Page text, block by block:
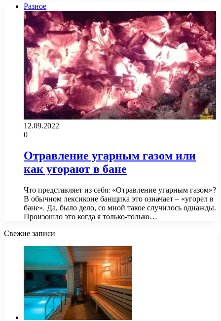
Разное
12.09.2022
0
Отравление угарным газом или
как угорают в бане
Что представляет из себя: «Отравление угарным газом»?
В обычном лексиконе банщика это означает – «угорел в
бане». Да, было дело, со мной такое случилось однажды.
Произошло это когда я только-только…
Свежие записи